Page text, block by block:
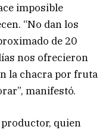
imposible
“No dan los
de 20
nos ofrecieron
la chacra por fruta
manifestó.
quien